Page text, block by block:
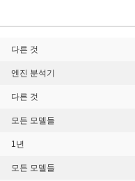
다른 것
엔진 분석기
다른 것
모든 모델들
1년
모든 모델들